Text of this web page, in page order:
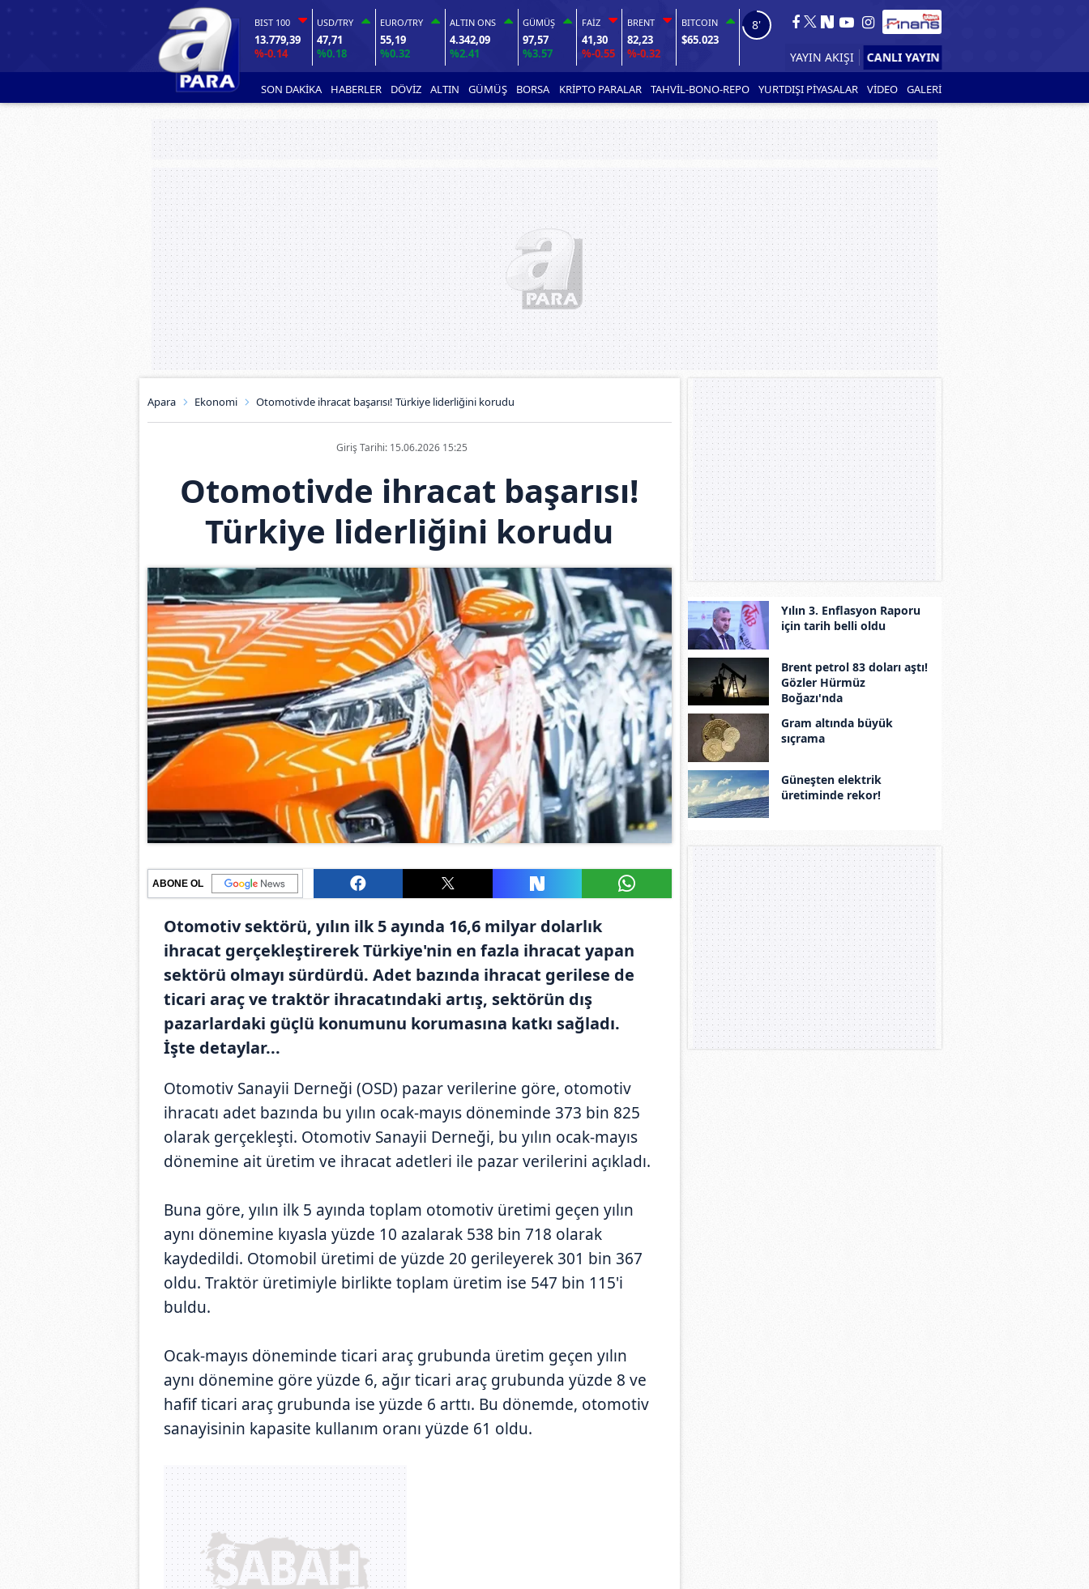
BIST 100
13.779,39
%-0.14
USD/TRY
47,71
%0.18
EURO/TRY
55,19
%0.32
ALTIN ONS
4.342,09
%2.41
GÜMÜŞ
97,57
%3.57
FAİZ
41,30
%-0.55
BRENT
82,23
%-0.32
BITCOIN
$65.023
6'
YAYIN AKIŞI
SON DAKİKA HABERLER DÖVİZ ALTIN GÜMÜŞ BORSA KRİPTO PARALAR TAHVİL-BONO-REPO YURTDIŞI PİYASALAR VİDEO GALERİ
Apara Ekonomi Otomotivde ihracat başarısı! Türkiye liderliğini korudu
Giriş Tarihi: 15.06.2026 15:25
Otomotivde ihracat başarısı!
Türkiye liderliğini korudu
ABONE OL
Otomotiv sektörü, yılın ilk 5 ayında 16,6 milyar dolarlık
ihracat gerçekleştirerek Türkiye'nin en fazla ihracat yapan
sektörü olmayı sürdürdü. Adet bazında ihracat gerilese de
ticari araç ve traktör ihracatındaki artış, sektörün dış
pazarlardaki güçlü konumunu korumasına katkı sağladı.
İşte detaylar...
Otomotiv Sanayii Derneği (OSD) pazar verilerine göre, otomotiv
ihracatı adet bazında bu yılın ocak-mayıs döneminde 373 bin 825
olarak gerçekleşti. Otomotiv Sanayii Derneği, bu yılın ocak-mayıs
dönemine ait üretim ve ihracat adetleri ile pazar verilerini açıkladı.
Buna göre, yılın ilk 5 ayında toplam otomotiv üretimi geçen yılın
aynı dönemine kıyasla yüzde 10 azalarak 538 bin 718 olarak
kaydedildi. Otomobil üretimi de yüzde 20 gerileyerek 301 bin 367
oldu. Traktör üretimiyle birlikte toplam üretim ise 547 bin 115'i
buldu.
Ocak-mayıs döneminde ticari araç grubunda üretim geçen yılın
aynı dönemine göre yüzde 6, ağır ticari araç grubunda yüzde 8 ve
hafif ticari araç grubunda ise yüzde 6 arttı. Bu dönemde, otomotiv
sanayisinin kapasite kullanım oranı yüzde 61 oldu.
Yılın 3. Enflasyon Raporu
için tarih belli oldu
Brent petrol 83 doları aştı!
Gözler Hürmüz
Boğazı'nda
Gram altında büyük
sıçrama
Güneşten elektrik
üretiminde rekor!